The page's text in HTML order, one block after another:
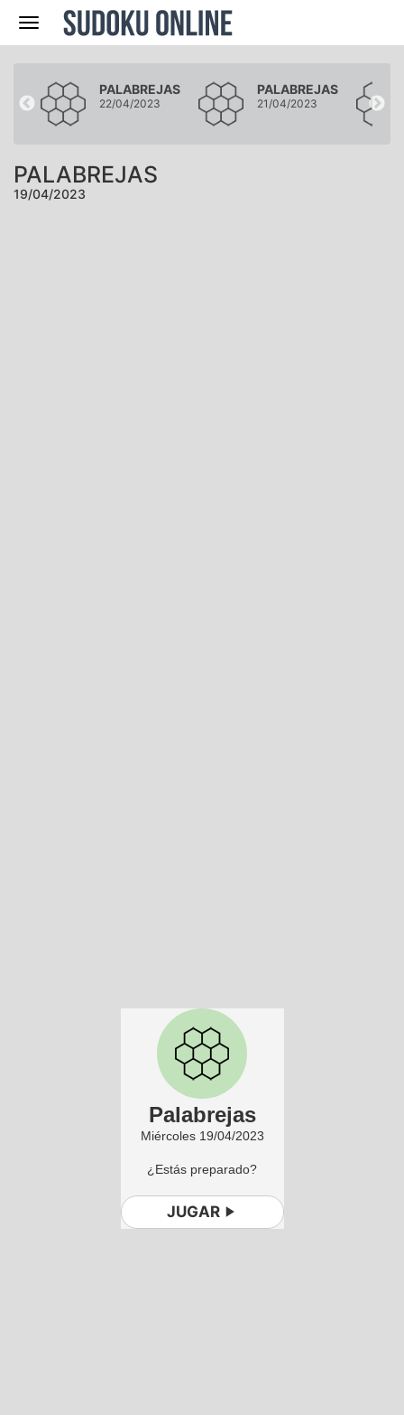
Navegación
PALABREJAS
22/04/2023
PALABREJAS
21/04/2023
PALABREJAS
19/04/2023
Palabrejas
Miércoles 19/04/2023
¿Estás preparado?
JUGAR